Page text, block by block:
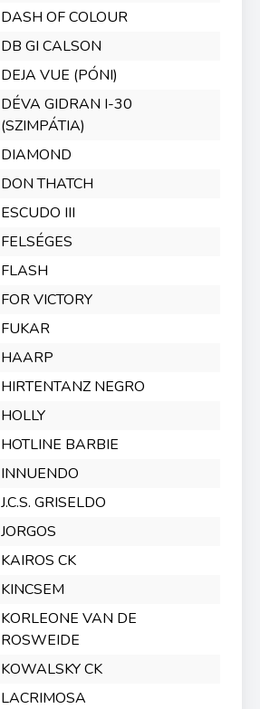
DASH OF COLOUR
DB GI CALSON
DEJA VUE (PÓNI)
DÉVA GIDRAN I-30
(SZIMPÁTIA)
DIAMOND
DON THATCH
ESCUDO III
FELSÉGES
FLASH
FOR VICTORY
FUKAR
HAARP
HIRTENTANZ NEGRO
HOLLY
HOTLINE BARBIE
INNUENDO
J.C.S. GRISELDO
JORGOS
KAIROS CK
KINCSEM
KORLEONE VAN DE
ROSWEIDE
KOWALSKY CK
LACRIMOSA